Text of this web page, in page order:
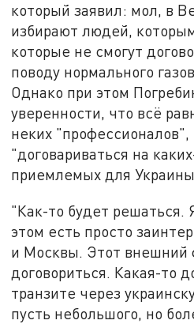
который заявил: мол, в
избирают людей,
которые не смогут
поводу нормального
Однако при этом
уверенности, что всё
неких "профессионалов",
"договариваться на
приемлемых для
"Как-то будет решаться.
этом есть просто
и Москвы. Этот внешний
договориться. Какая-то
транзите через
пусть небольшого, но